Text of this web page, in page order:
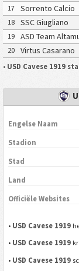
17
Sorrento Calcio
18
SSC Giugliano
19
ASD Team
20
Virtus Casarano
• USD Cavese 1919
Engelse Naam
Stadion
Stad
Land
Officiële Websites
• USD Cavese 1919
• USD Cavese 1919
• USD Cavese 1919